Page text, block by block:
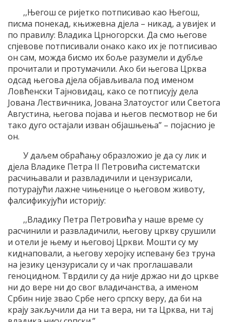
,,Његош се ријетко потписивао као Његош,
писма понекад, књижевна дјела – никад, а увијек и
по правилу: Владика Црногорски. Да смо његове
спјевове потписивали онако како их је потписивао
он сам, можда бисмо их боље разумели и дубље
прочитали и протумачили. Ако би његова Црква
одсад његова дјела објављивала под именом
Ловћенски Тајновидац, како се потписују дела
Јована Лествичника, Јована Златоустог или Светога
Августина, његова појава и његов песмотвор не би
тако дуго остајали изван објашњења” – појаснио је
он.
У даљем обраћању образложио је да су лик и
дјела Владике Петра II Петровића систематски
расчињавали и развладичили и цензурисали,
потурајући лажне чињенице о његовом животу,
фалсификујући историју:
,,Владику Петра Петровића у наше време су
расчинили и развладичили, његову цркву срушили
и отели је њему и његовој Цркви. Мошти су му
киднаповали, а његову херојку испевану без труна
на језику цензурисали су и чак проглашавали
геноцидном. Тврдили су да није држао ни до цркве
ни до вере ни до свог владичанства, а именом
Србин није звао Србе него српску веру, да би на
крају закључили да ни та вера, ни та Црква, ни тај